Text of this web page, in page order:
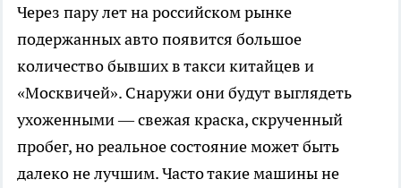
Через пару лет на российском рынке
подержанных авто появится большое
количество бывших в такси китайцев и
«Москвичей». Снаружи они будут выглядеть
ухоженными — свежая краска, скрученный
пробег, но реальное состояние может быть
далеко не лучшим. Часто такие машины не